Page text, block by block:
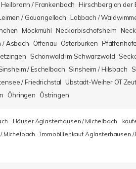
Heilbronn / Frankenbach Hirschberg an der
/ Gauangelloch Lobbach /
Möckmühl Neckarbischofsheim
/ Asbach Offenau Osterburken
Schönwald im Schwarzwald
/ Eschelbach Sinsheim / Hilsbach
/ Friedrichstal Ubstadt-Weiher OT
Öhringen Östringen
Häuser Aglasterhausen / Michelbach
Michelbach Immobilienkauf Aglasterhausen /